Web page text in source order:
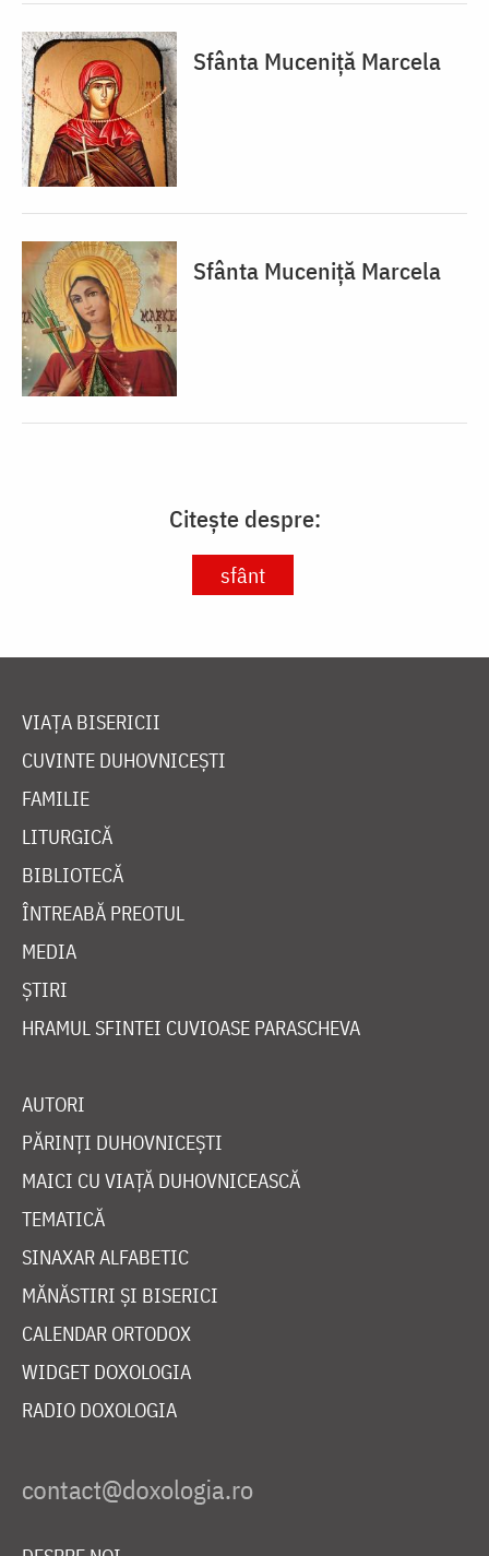
Sfânta Muceniță Marcela
Sfânta Muceniță Marcela
Citește despre:
sfânt
VIAȚA BISERICII
CUVINTE DUHOVNICEȘTI
FAMILIE
LITURGICĂ
BIBLIOTECĂ
ÎNTREABĂ PREOTUL
MEDIA
ȘTIRI
HRAMUL SFINTEI CUVIOASE PARASCHEVA
AUTORI
PĂRINȚI DUHOVNICEȘTI
MAICI CU VIAȚĂ DUHOVNICEASCĂ
TEMATICĂ
SINAXAR ALFABETIC
MĂNĂSTIRI ȘI BISERICI
CALENDAR ORTODOX
WIDGET DOXOLOGIA
RADIO DOXOLOGIA